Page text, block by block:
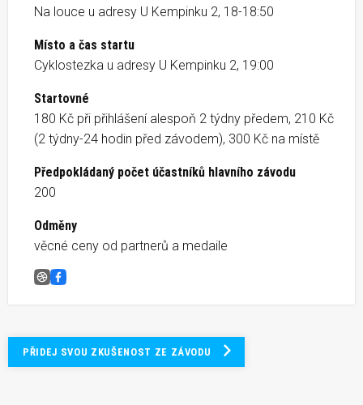
Na louce u adresy U Kempinku 2, 18-18:50
Místo a čas startu
Cyklostezka u adresy U Kempinku 2, 19:00
Startovné
180 Kč při přihlášení alespoň 2 týdny předem, 210 Kč
(2 týdny-24 hodin před závodem), 300 Kč na místě
Předpokládaný počet účastníků hlavního závodu
200
Odměny
věcné ceny od partnerů a medaile
5 a 10 km VAŠÍ LIGY 2026 (9) &#8211; srpnový
Facebook
PŘIDEJ SVOU ZKUŠENOST ZE ZÁVODU